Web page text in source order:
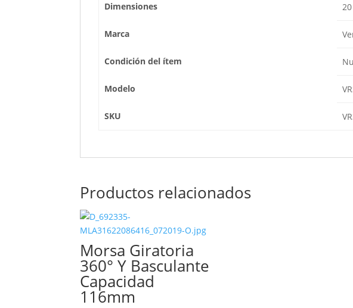
Dimensiones
Marca
Condición del ítem
Modelo
SKU
Productos relacionados
Morsa Giratoria
360° Y Basculante
Capacidad
116mm